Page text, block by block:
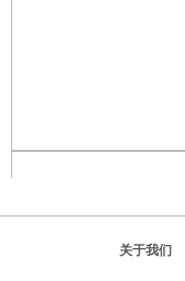
关于我们